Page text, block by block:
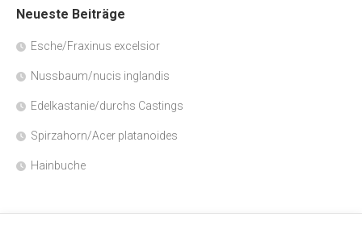
Neueste Beiträge
Esche/Fraxinus excelsior
Nussbaum/nucis inglandis
Edelkastanie/durchs Castings
Spirzahorn/Acer platanoides
Hainbuche